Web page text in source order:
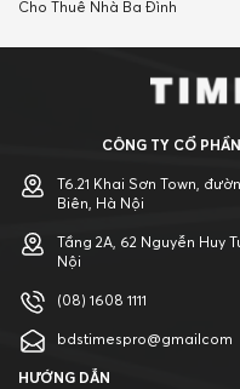
Cho Thuê Nhà Ba Đình
CÔNG TY CỔ
T6.21 Khai Sơn Town,
Biên, Hà Nội
Tầng 2A, 62 Nguyễn Huy
Nội
(08) 1608 1111
bdstimespro@gmailcom
HƯỚNG DẪN